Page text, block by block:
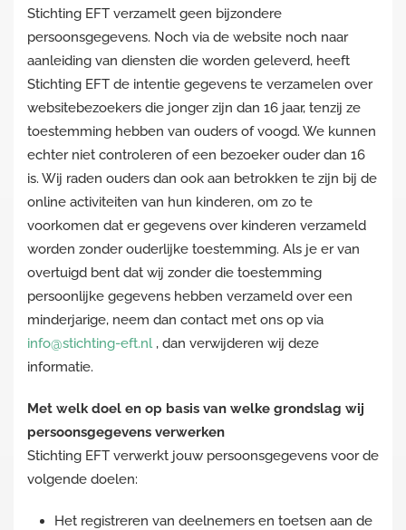
Stichting EFT verzamelt geen bijzondere
persoonsgegevens. Noch via de website noch naar
aanleiding van diensten die worden geleverd, heeft
Stichting EFT de intentie gegevens te verzamelen over
websitebezoekers die jonger zijn dan 16 jaar, tenzij ze
toestemming hebben van ouders of voogd. We kunnen
echter niet controleren of een bezoeker ouder dan 16
is. Wij raden ouders dan ook aan betrokken te zijn bij de
online activiteiten van hun kinderen, om zo te
voorkomen dat er gegevens over kinderen verzameld
worden zonder ouderlijke toestemming. Als je er van
overtuigd bent dat wij zonder die toestemming
persoonlijke gegevens hebben verzameld over een
minderjarige, neem dan contact met ons op via
info@stichting-eft.nl, dan verwijderen wij deze
informatie.
Met welk doel en op basis van welke grondslag wij
persoonsgegevens verwerken
Stichting EFT verwerkt jouw persoonsgegevens voor de
volgende doelen:
Het registreren van deelnemers en toetsen aan de